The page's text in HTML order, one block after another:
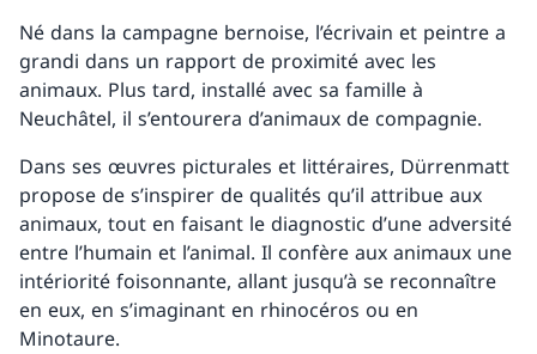
Né dans la campagne bernoise, l’écrivain et peintre a
grandi dans un rapport de proximité avec les
animaux. Plus tard, installé avec sa famille à
Neuchâtel, il s’entourera d’animaux de compagnie.
Dans ses œuvres picturales et littéraires, Dürrenmatt
propose de s’inspirer de qualités qu’il attribue aux
animaux, tout en faisant le diagnostic d’une adversité
entre l’humain et l’animal. Il confère aux animaux une
intériorité foisonnante, allant jusqu’à se reconnaître
en eux, en s’imaginant en rhinocéros ou en
Minotaure.